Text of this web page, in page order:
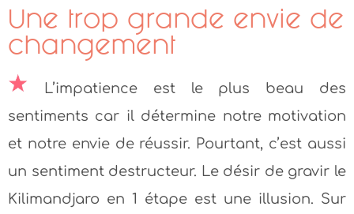
Une trop grande envie de
changement
L’impatience est le plus beau des
sentiments car il détermine notre motivation
et notre envie de réussir. Pourtant, c’est aussi
un sentiment destructeur. Le désir de gravir le
Kilimandjaro en 1 étape est une illusion. Sur